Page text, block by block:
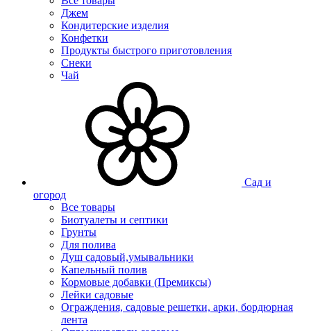
Джем
Кондитерские изделия
Конфетки
Продукты быстрого приготовления
Снеки
Чай
Сад и
огород
Все товары
Биотуалеты и септики
Грунты
Для полива
Душ садовый,умывальники
Капельный полив
Кормовые добавки (Премиксы)
Лейки садовые
Ограждения, садовые решетки, арки, бордюрная
лента